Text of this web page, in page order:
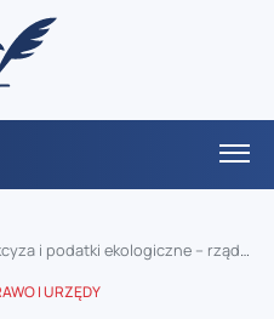
i podatki ekologiczne – rząd szuka niemal 500 mln euro
I URZĘDY